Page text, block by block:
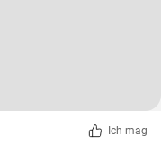
Ich mag